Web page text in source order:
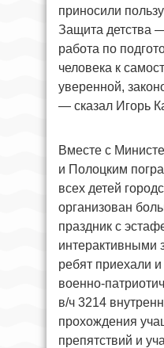
приносили
Защита детства
работа по
человека к
уверенной,
— сказал Игорь
Вместе с
и Полоцким
всех детей
организован
праздник с
интерактивными
ребят приехали
военно-
в/ч 3214
прохождения
препятствий и